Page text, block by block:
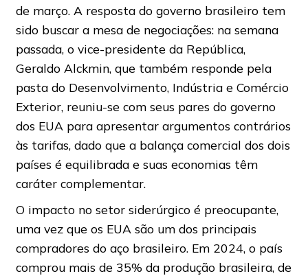
de março. A resposta do governo brasileiro tem
sido buscar a mesa de negociações: na semana
passada, o vice-presidente da República,
Geraldo Alckmin, que também responde pela
pasta do Desenvolvimento, Indústria e Comércio
Exterior, reuniu-se com seus pares do governo
dos EUA para apresentar argumentos contrários
às tarifas, dado que a balança comercial dos dois
países é equilibrada e suas economias têm
caráter complementar.
O impacto no setor siderúrgico é preocupante,
uma vez que os EUA são um dos principais
compradores do aço brasileiro. Em 2024, o país
comprou mais de 35% da produção brasileira, de